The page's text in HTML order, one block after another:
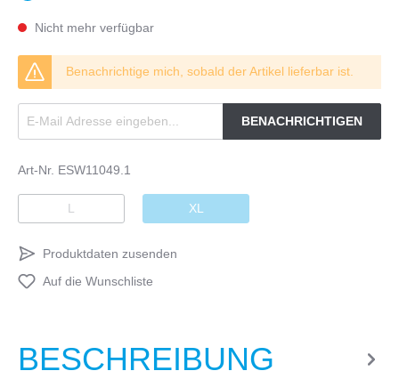
Nicht mehr verfügbar
Benachrichtige mich, sobald der Artikel lieferbar ist.
BENACHRICHTIGEN
Art-Nr. ESW11049.1
L XL
Produktdaten zusenden
Auf die Wunschliste
BESCHREIBUNG